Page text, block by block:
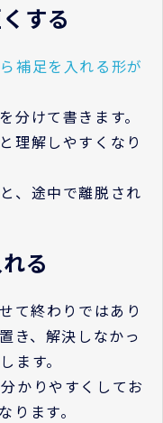
する
補足を入れる形が
分けて書きます。
理解しやすくなり
、途中で離脱され
る
て終わりではあり
き、解決しなかっ
ます。
かりやすくしてお
ります。